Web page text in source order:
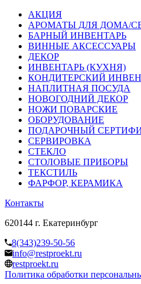
АКЦИЯ
АРОМАТЫ ДЛЯ ДОМА/
БАРНЫЙ ИНВЕНТАРЬ
ВИННЫЕ АКСЕССУАРЫ
ДЕКОР
ИНВЕНТАРЬ (КУХНЯ)
КОНДИТЕРСКИЙ
НАПЛИТНАЯ ПОСУДА
НОВОГОДНИЙ ДЕКОР
НОЖИ ПОВАРСКИЕ
ОБОРУДОВАНИЕ
ПОДАРОЧНЫЙ
СЕРВИРОВКА
СТЕКЛО
СТОЛОВЫЕ ПРИБОРЫ
ТЕКСТИЛЬ
ФАРФОР, КЕРАМИКА
Контакты
620144 г. Екатеринбург
8(343)239-50-56
info@restproekt.ru
restproekt.ru
Политика обработки